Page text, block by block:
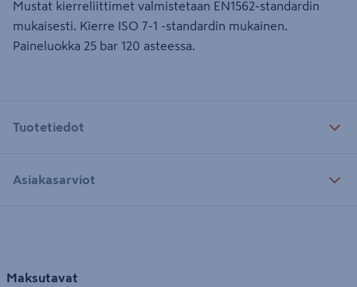
Mustat kierreliittimet valmistetaan EN1562-standardin
mukaisesti. Kierre ISO 7-1 -standardin mukainen.
Paineluokka 25 bar 120 asteessa.
Tuotetiedot
Asiakasarviot
Maksutavat